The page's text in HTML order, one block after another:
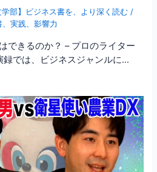
学部】ビジネス書を、より深く読む /
、実践、影響力
できるのか？ – プロのライター
録では、ビジネスジャンルに…